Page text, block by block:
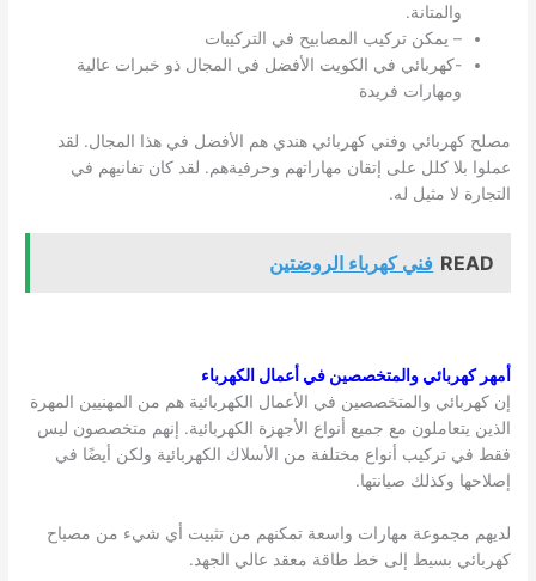
والمتانة.
– يمكن تركيب المصابيح في التركيبات
-كهربائي في الكويت الأفضل في المجال ذو خبرات عالية
ومهارات فريدة
مصلح كهربائي وفني كهربائي هندي هم الأفضل في هذا المجال. لقد
عملوا بلا كلل على إتقان مهاراتهم وحرفيةهم. لقد كان تفانيهم في
التجارة لا مثيل له.
READ فني كهرباء الروضتين
أمهر كهربائي والمتخصصين في أعمال الكهرباء
إن كهربائي والمتخصصين في الأعمال الكهربائية هم من المهنيين المهرة
الذين يتعاملون مع جميع أنواع الأجهزة الكهربائية. إنهم متخصصون ليس
فقط في تركيب أنواع مختلفة من الأسلاك الكهربائية ولكن أيضًا في
إصلاحها وكذلك صيانتها.
لديهم مجموعة مهارات واسعة تمكنهم من تثبيت أي شيء من مصباح
كهربائي بسيط إلى خط طاقة معقد عالي الجهد.